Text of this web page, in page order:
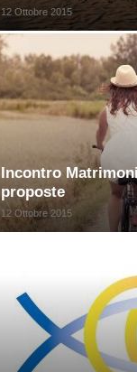
12 Ottobre 2015
Incontro
proposte
12 Ottobre 2015